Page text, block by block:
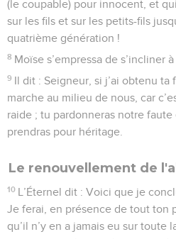
(le coupable) pour innocent, et
sur les fils et sur les petits-fils
quatrième génération !
8 Moïse s’empressa de s’incliner
9 Il dit : Seigneur, si j’ai obtenu ta
marche au milieu de nous, car
raide ; tu pardonneras notre
prendras pour héritage.
Le renouvellement de
10 L’Éternel dit : Voici que je
Je ferai, en présence de tout ton
qu’il n’y en a jamais eu sur toute